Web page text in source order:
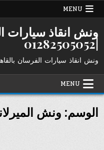
Skip
MENU
ونش انقاذ سيارات
|01282505052
ونش انقاذ سيارات الفرسان بالقاهرة
MENU
الوسم: ونش